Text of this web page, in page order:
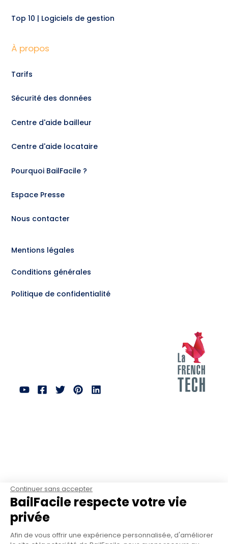
Top 10 | Logiciels de gestion
À propos
Tarifs
Sécurité des données
Centre d'aide bailleur
Centre d'aide locataire
Pourquoi BailFacile ?
Espace Presse
Nous contacter
Mentions légales
Conditions générales
Politique de confidentialité
Continuer sans accepter
BailFacile respecte votre vie
privée
Afin de vous offrir une expérience personnalisée, d'améliorer